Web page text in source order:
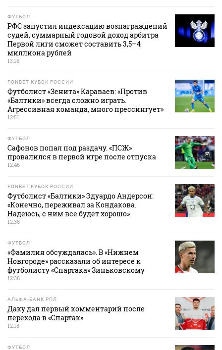
ФУТБОЛ
РФС запустил индексацию вознаграждений
судей, суммарный годовой доход арбитра
Первой лиги сможет составить 3,5–4
миллиона рублей
13:16
FONBET КУБОК РОССИИ
Футболист «Зенита» Караваев: «Против
«Балтики» всегда сложно играть.
Агрессивная команда, много прессингует»
12:51
ФУТБОЛ
Сафонов попал под раздачу. «ПСЖ»
провалился в первой игре после отпуска
12:46
FONBET КУБОК РОССИИ
Футболист «Балтики» Эдуардо Андерсон:
«Конечно, переживал за Кондакова.
Надеюсь, с ним все будет хорошо»
12:38
ФУТБОЛ
«Фамилия обсуждалась». В «Нижнем
Новгороде» рассказали об интересе к
футболисту «Спартака» Зиньковскому
12:36
АЛЬФА-БАНК РПЛ
Даку дал первый комментарий после
перехода в «Спартак»
12:18
ФУТБОЛ